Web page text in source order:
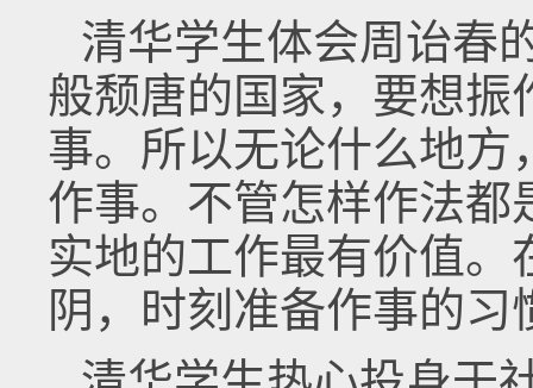
清华学生体会周诒春
般颓唐的国家，要想振
事。所以无论什么地
作事。不管怎样作法都
实地的工作最有价值
阴，时刻准备作事的习